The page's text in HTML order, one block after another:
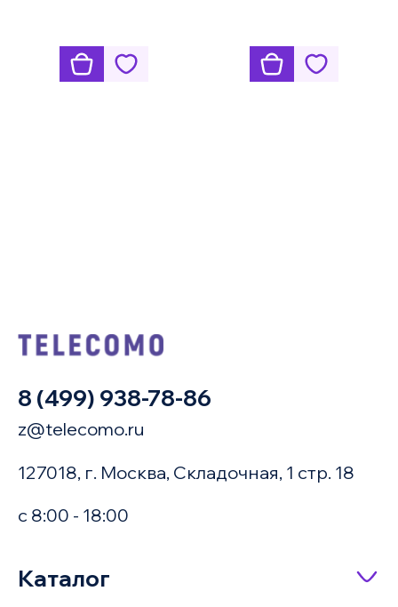
8 (499) 938-78-86
z@telecomo.ru
127018, г. Москва, Складочная, 1 стр. 18
с 8:00 - 18:00
Каталог